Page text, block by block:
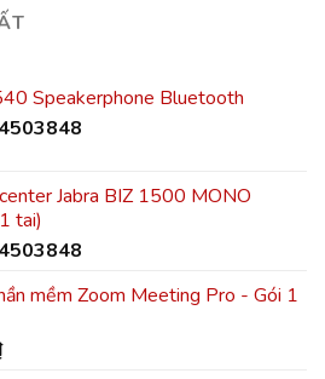
Speakerphone Bluetooth
Jabra BIZ 1500 MONO
tai)
mềm Zoom Meeting Pro - Gói 1